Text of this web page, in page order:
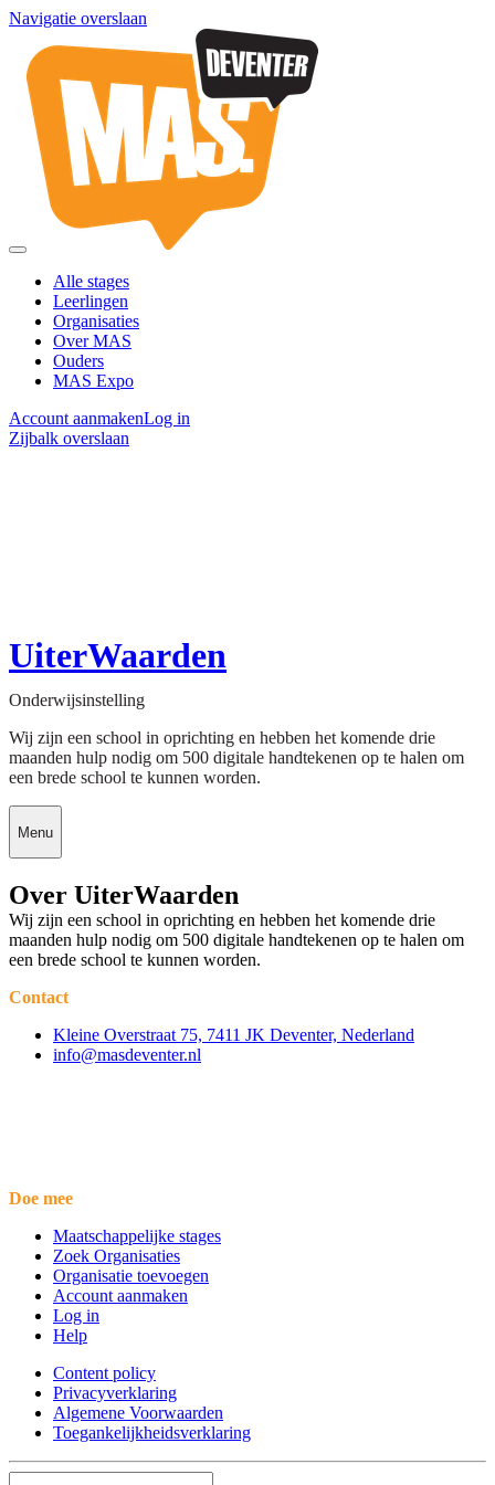
Navigatie overslaan
Alle stages
Leerlingen
Organisaties
Over MAS
Ouders
MAS Expo
Account aanmakenLog in
Zijbalk overslaan
UiterWaarden
Onderwijsinstelling
Wij zijn een school in oprichting en hebben het komende drie
maanden hulp nodig om 500 digitale handtekenen op te halen om
een brede school te kunnen worden.
Menu
Over UiterWaarden
Wij zijn een school in oprichting en hebben het komende drie
maanden hulp nodig om 500 digitale handtekenen op te halen om
een brede school te kunnen worden.
Contact
Kleine Overstraat 75, 7411 JK Deventer, Nederland
info@masdeventer.nl
Doe mee
Maatschappelijke stages
Zoek Organisaties
Organisatie toevoegen
Account aanmaken
Log in
Help
Content policy
Privacyverklaring
Algemene Voorwaarden
Toegankelijkheidsverklaring